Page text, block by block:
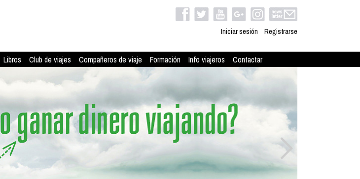
Iniciar sesión Registrarse
Libros Club de viajes Compañeros de viaje Formación Info viajeros Contactar